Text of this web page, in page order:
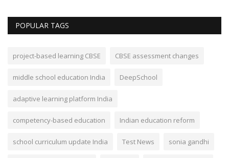
POPULAR TAGS
project-based learning CBSE CBSE assessment changes
middle school education India DeepSchool
adaptive learning platform India
competency-based education Indian education reform
school curriculum update India Test News sonia gandhi